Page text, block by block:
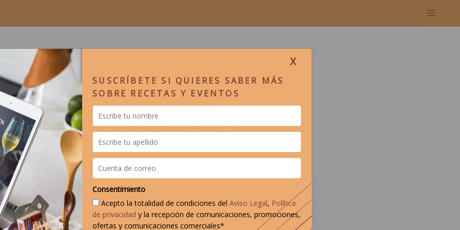
MARIDAJES
CON EL CREAM
SÁB, 21 DIC 2024
X
SUSCRÍBETE SI QUIERES SABER MÁS
SOBRE RECETAS Y EVENTOS
Consentimiento
Acepto la totalidad de condiciones delAviso Legal, Política
de privacidad y la recepción de comunicaciones, promociones,
ofertas y comunicaciones comerciales*